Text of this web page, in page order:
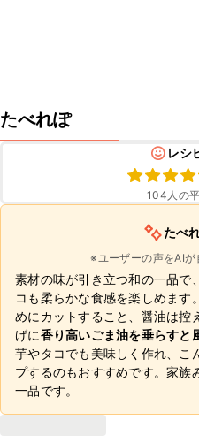
たべれぽ
レシ
104 人の
たべ
※ユーザーの声をAI
素材の味が引き立つ和の一品で、
コも柔らかな食感を楽しめます
めにカットすること、醤油は控
げに香り高いごま油を垂らすと
芋やタコでも美味しく作れ、こ
プするのもおすすめです。家族
一品です。